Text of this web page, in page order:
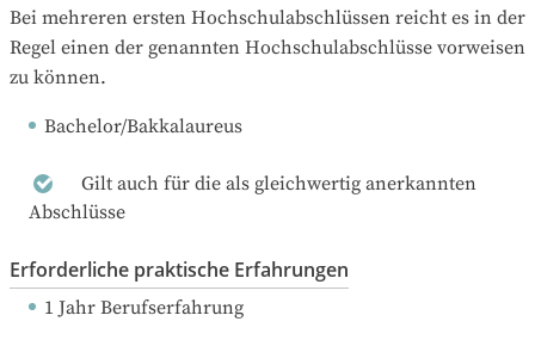
Bei mehreren ersten Hochschulabschlüssen reicht es in der
Regel einen der genannten Hochschulabschlüsse vorweisen
zu können.
Bachelor/Bakkalaureus
Gilt auch für die als gleichwertig anerkannten
Abschlüsse
Erforderliche praktische Erfahrungen
1 Jahr Berufserfahrung